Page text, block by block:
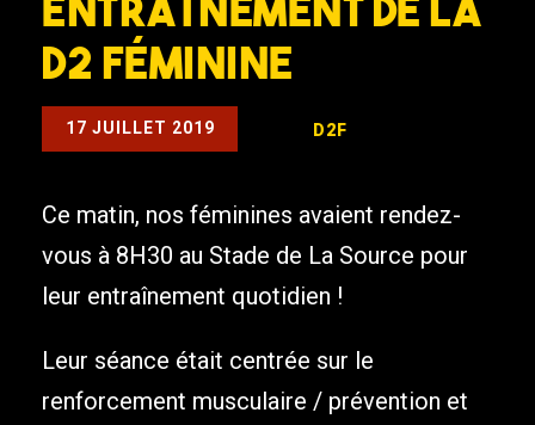
D2 Féminine
17 JUILLET 2019 D2F
Ce matin, nos féminines avaient rendez-
vous à 8H30 au Stade de La Source pour
leur entraînement quotidien !
Leur séance était centrée sur le
renforcement musculaire / prévention et